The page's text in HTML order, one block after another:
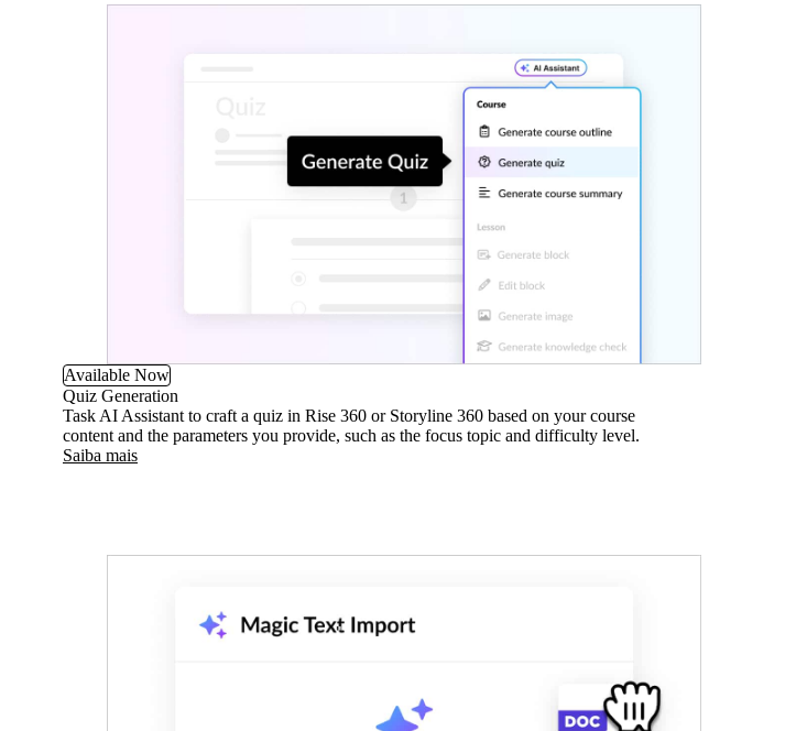
Available Now
Quiz Generation
Task AI Assistant to craft a quiz in Rise 360 or Storyline 360 based on your course
content and the parameters you provide, such as the focus topic and difficulty level.
Saiba mais